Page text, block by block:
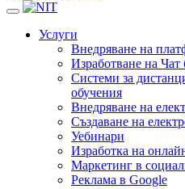
Услуги
Внедряване на
Изработване на Чат
Системи за
обучения
Внедряване на
Създаване на
Уебинари
Изработка на
Маркетинг в
Реклама в Google